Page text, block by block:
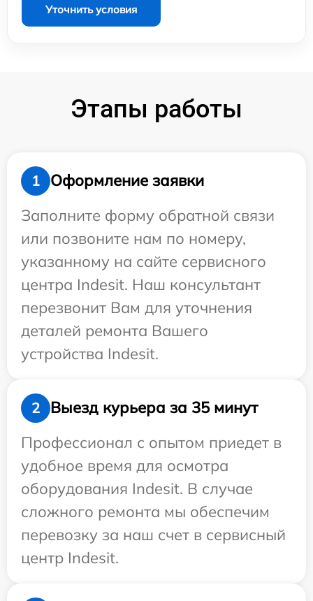
Уточнить условия
Этапы работы
1
Оформление заявки
Заполните форму обратной связи
или позвоните нам по номеру,
указанному на сайте сервисного
центра Indesit. Наш консультант
перезвонит Вам для уточнения
деталей ремонта Вашего
устройства Indesit.
2
Выезд курьера за 35 минут
Профессионал с опытом приедет в
удобное время для осмотра
оборудования Indesit. В случае
сложного ремонта мы обеспечим
перевозку за наш счет в сервисный
центр Indesit.